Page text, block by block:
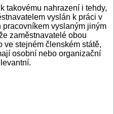
takovému nahrazení i tehdy,
vyslán k práci v
vyslaným jiným
zaměstnavatelé obou
stejném členském státě,
osobní nebo organizační